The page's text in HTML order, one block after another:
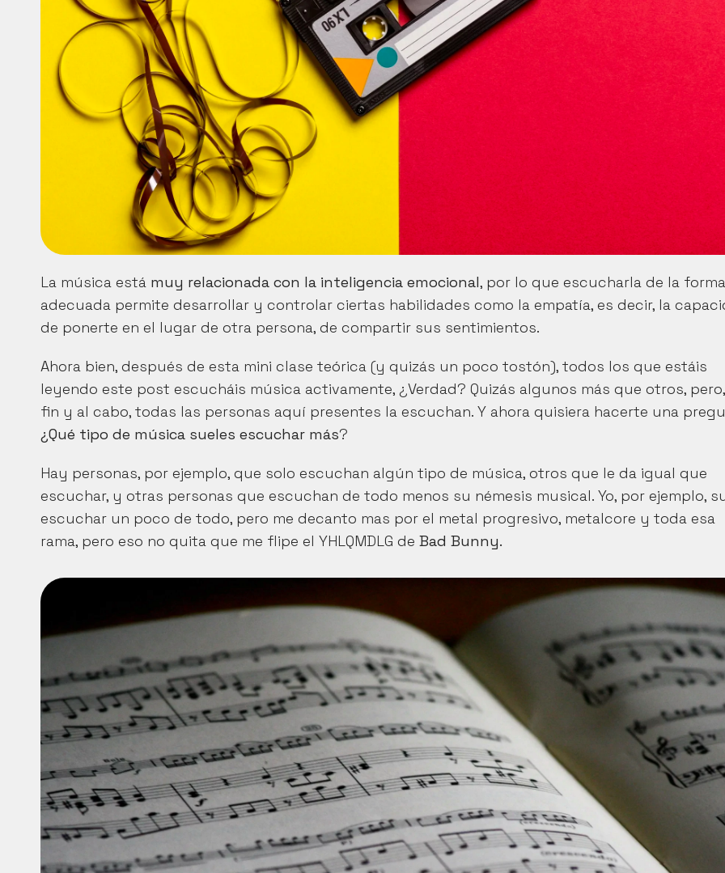
La música está muy relacionada con la inteligencia emocional, por lo que escucharla de la forma
adecuada permite desarrollar y controlar ciertas habilidades como la empatía, es decir, la
de ponerte en el lugar de otra persona, de compartir sus sentimientos.
Ahora bien, después de esta mini clase teórica (y quizás un poco tostón), todos los que estáis
leyendo este post escucháis música activamente, ¿Verdad? Quizás algunos más que otros,
¿Qué tipo de música sueles escuchar más?
Hay personas, por ejemplo, que solo escuchan algún tipo de música, otros que le da igual que
escuchar, y otras personas que escuchan de todo menos su némesis musical. Yo, por ejemplo,
escuchar un poco de todo, pero me decanto mas por el metal progresivo, metalcore y toda esa
rama, pero eso no quita que me flipe el YHLQMDLG de Bad Bunny.